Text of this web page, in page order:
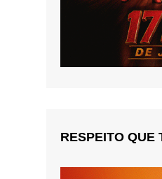
RESPEITO QUE